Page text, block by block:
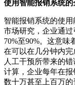
使用智能报销系统
智能报销系统的使
市场研究，企业通
70%至90%。这意
在可以在几分钟内
人工干预所带来的
计算，企业每年在
数十万甚至上百万